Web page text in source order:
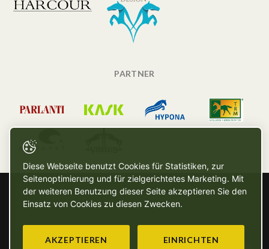
PARTNER
Diese Webseite benutzt Cookies für Statistiken, zur
Seitenoptimierung und für zielgerichtetes Marketing. Mit
der weiteren Benutzung dieser Seite akzeptieren Sie den
Einsatz von Cookies zu diesen Zwecken.
AKZEPTIEREN EINRICHTEN